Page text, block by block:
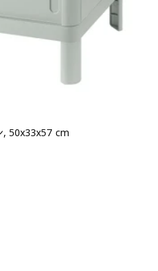
, 50x33x57 cm
レビュー数: